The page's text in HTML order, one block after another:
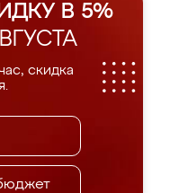
В 5%
скидка